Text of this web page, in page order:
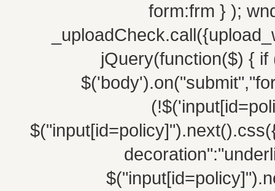
form:frm } );
jQuery(function($) {